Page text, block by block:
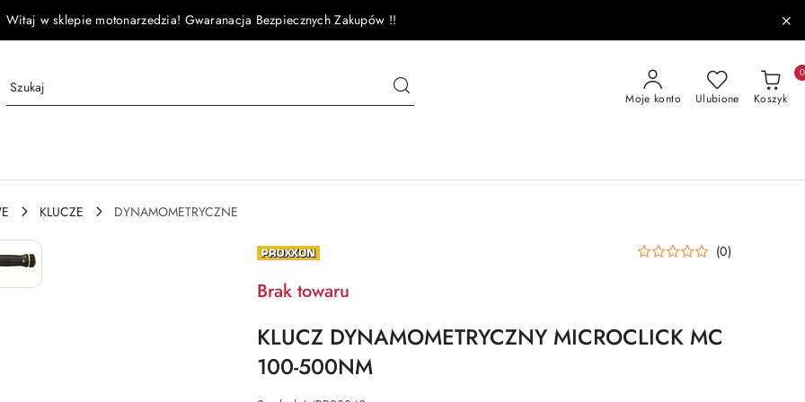
Witaj w sklepie motonarzedzia! Gwaranacja Bezpiecznych Zakupów !!
Moje konto Ulubione Koszyk
0
KLUCZE
DYNAMOMETRYCZNE
NAZWA
PRODUCENTA: (0)
Brak towaru
KLUCZ DYNAMOMETRYCZNY MICROCLICK MC
100-500NM